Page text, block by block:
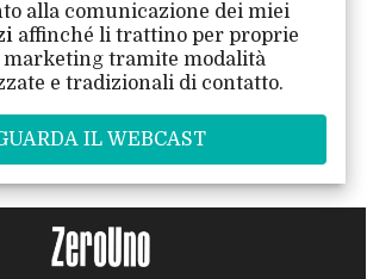
alla comunicazione dei miei
affinché li trattino per proprie
tramite modalità
e tradizionali di contatto.